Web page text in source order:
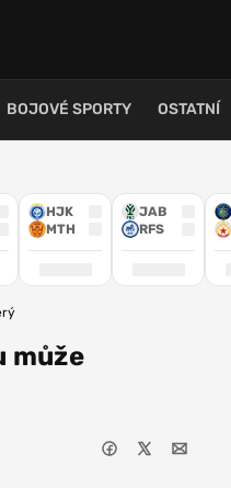
BOJOVÉ SPORTY OSTATNÍ
HJK
MTH
JAB
RFS
může